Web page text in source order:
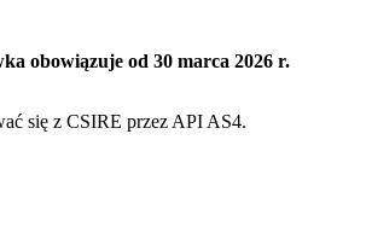
obowiązuje od 30 marca 2026 r.
się z CSIRE przez API AS4.